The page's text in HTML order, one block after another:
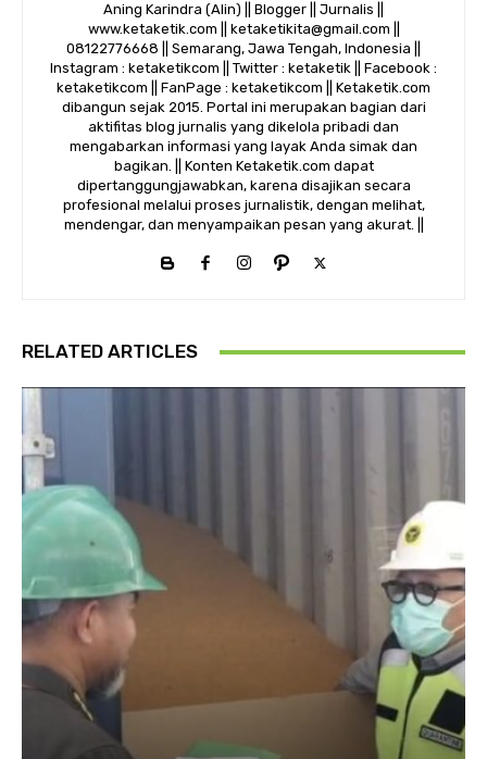
Aning Karindra (Alin) || Blogger || Jurnalis ||
www.ketaketik.com || ketaketikita@gmail.com ||
08122776668 || Semarang, Jawa Tengah, Indonesia ||
Instagram : ketaketikcom || Twitter : ketaketik || Facebook :
ketaketikcom || FanPage : ketaketikcom || Ketaketik.com
dibangun sejak 2015. Portal ini merupakan bagian dari
aktifitas blog jurnalis yang dikelola pribadi dan
mengabarkan informasi yang layak Anda simak dan
bagikan. || Konten Ketaketik.com dapat
dipertanggungjawabkan, karena disajikan secara
profesional melalui proses jurnalistik, dengan melihat,
mendengar, dan menyampaikan pesan yang akurat. ||
RELATED ARTICLES